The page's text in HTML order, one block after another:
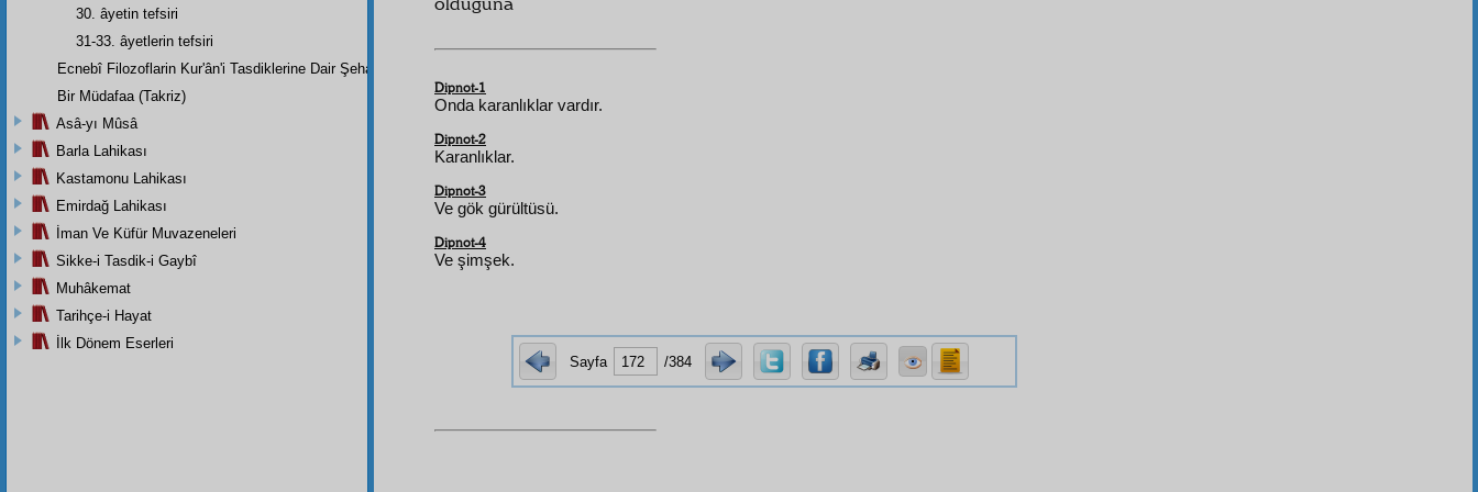
Dipnot-1
Onda karanlıklar vardır.
Dipnot-2
Karanlıklar.
Dipnot-3
Ve gök gürültüsü.
Dipnot-4
Ve şimşek.
Sayfa /384
30. âyetin tefsiri
31-33. âyetlerin tefsiri
Ecnebî Filozoflarin Kur'ân'i Tasdiklerine Dair Şehadetleri
Bir Müdafaa (Takriz)
Asâ-yı Mûsâ
Barla Lahikası
Kastamonu Lahikası
Emirdağ Lahikası
İman Ve Küfür Muvazeneleri
Sikke-i Tasdik-i Gaybî
Muhâkemat
Tarihçe-i Hayat
İlk Dönem Eserleri